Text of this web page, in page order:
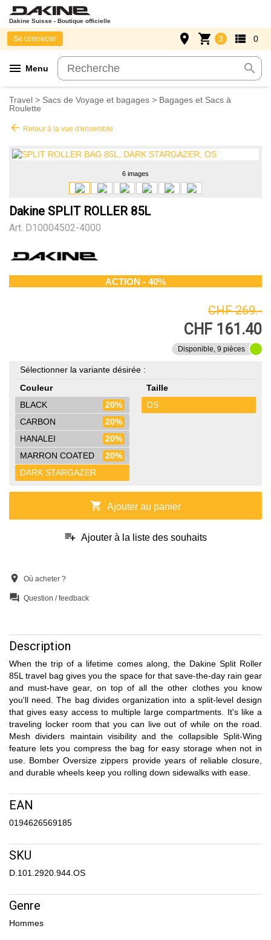
Dakine Suisse - Boutique officielle
menu Menu search
Se connecter place shopping_cart 3 view_list 0
Travel > Sacs de Voyage et bagages > Bagages et Sacs à
Roulette
arrow_back Retour à la vue d'ensemble
6 images
Dakine SPLIT ROLLER 85L
Art. D10004502-4000
ACTION - 40%
CHF 269.-
CHF 161.40
Disponible, 9 pièces
Sélectionner la variante désirée :
Couleur
BLACK
20%
CARBON
20%
HANALEI
20%
MARRON COATED
20%
DARK STARGAZER
Taille
OS
shopping_cart Ajouter au panier
playlist_add Ajouter à la liste des souhaits
location_on Où acheter ?
question_answer Question / feedback
Description
When the trip of a lifetime comes along, the Dakine Split Roller
85L travel bag gives you the space for that save-the-day rain gear
and must-have gear, on top of all the other clothes you know
you'll need. The bag divides organization into a split-level design
that gives easy access to multiple large compartments. It's like a
traveling locker room that you can live out of while on the road.
Mesh dividers maintain visibility and the collapsible Split-Wing
feature lets you compress the bag for easy storage when not in
use. Bomber Oversize zippers provide years of reliable closure,
and durable wheels keep you rolling down sidewalks with ease.
EAN
0194626569185
SKU
D.101.2920.944.OS
Genre
Hommes